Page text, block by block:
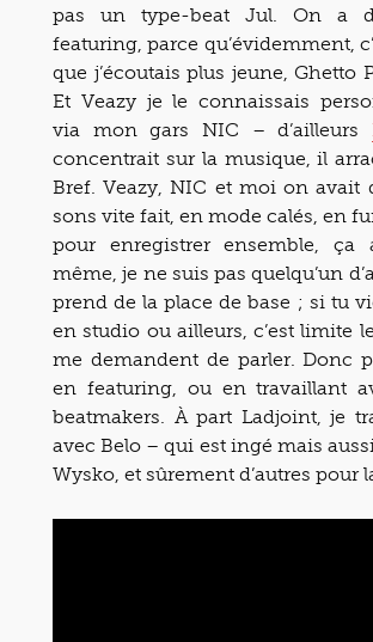
pas un type-beat Jul. On a
featuring, parce qu’évidemment,
que j’écoutais plus jeune, Ghetto
Et Veazy je le connaissais
via mon gars NIC – d’ailleurs
concentrait sur la musique, il
Bref. Veazy, NIC et moi on avait
sons vite fait, en mode calés, en
pour enregistrer ensemble, ça
même, je ne suis pas quelqu’un
prend de la place de base ; si tu
en studio ou ailleurs, c’est limite
me demandent de parler. Donc
en featuring, ou en travaillant
beatmakers. À part Ladjoint, je
avec Belo – qui est ingé mais
Wysko, et sûrement d’autres pour